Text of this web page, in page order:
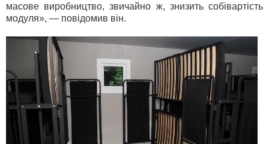
масове виробництво, звичайно ж, знизить собівартість
модуля», — повідомив він.